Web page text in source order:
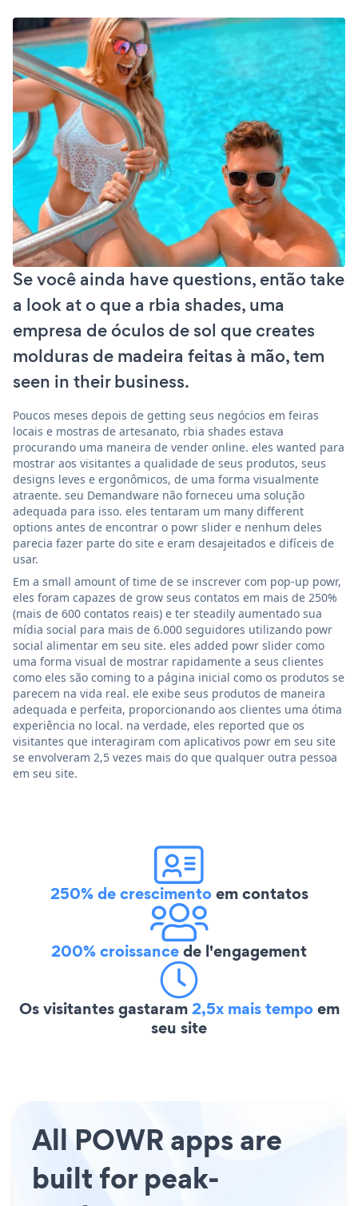
Se você ainda have questions, então take
a look at o que a rbia shades, uma
empresa de óculos de sol que creates
molduras de madeira feitas à mão, tem
seen in their business.
Poucos meses depois de getting seus negócios em feiras
locais e mostras de artesanato, rbia shades estava
procurando uma maneira de vender online. eles wanted para
mostrar aos visitantes a qualidade de seus produtos, seus
designs leves e ergonômicos, de uma forma visualmente
atraente. seu Demandware não forneceu uma solução
adequada para isso. eles tentaram um many different
options antes de encontrar o powr slider e nenhum deles
parecia fazer parte do site e eram desajeitados e difíceis de
usar.
Em a small amount of time de se inscrever com pop-up powr,
eles foram capazes de grow seus contatos em mais de 250%
(mais de 600 contatos reais) e ter steadily aumentado sua
mídia social para mais de 6.000 seguidores utilizando powr
social alimentar em seu site. eles added powr slider como
uma forma visual de mostrar rapidamente a seus clientes
como eles são coming to a página inicial como os produtos se
parecem na vida real. ele exibe seus produtos de maneira
adequada e perfeita, proporcionando aos clientes uma ótima
experiência no local. na verdade, eles reported que os
visitantes que interagiram com aplicativos powr em seu site
se envolveram 2,5 vezes mais do que qualquer outra pessoa
em seu site.
250% de crescimentoem contatos
200% croissancede l'engagement
Os visitantes gastaram2,5x mais tempoem
seu site
All POWR apps are
built for peak-